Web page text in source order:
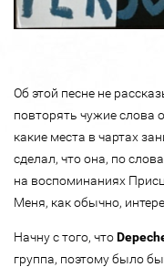
Об этой песне не
повторять чужие слова
какие места в чартах
сделал, что она, по
на воспоминаниях
Меня, как обычно,
Начну с того, что
группа, поэтому было